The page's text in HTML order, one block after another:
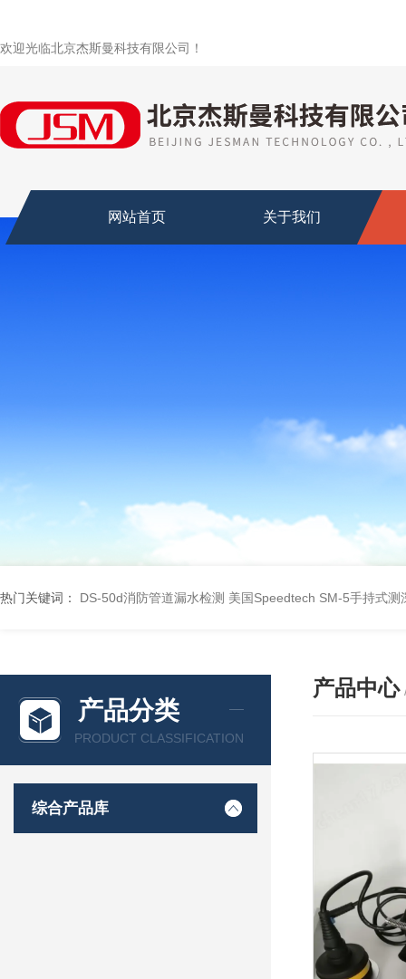
欢迎光临北京杰斯曼科技有限公司！
网站首页 关于我们
热门关键词： DS-50d消防管道漏水检测 美国Speedtech SM-5手持式测
产品分类
PRODUCT CLASSIFICATION
综合产品库
产品中心